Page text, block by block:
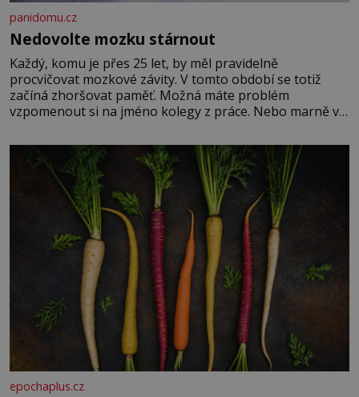
panidomu.cz
Nedovolte mozku stárnout
Každý, komu je přes 25 let, by měl pravidelně
procvičovat mozkové závity. V tomto období se totiž
začíná zhoršovat paměť. Možná máte problém
vzpomenout si na jméno kolegy z práce. Nebo marně v
Je to opravdu tak, s věkem jako kdyby se paměť
rozhodla stávkovat. Cvičte
epochaplus.cz